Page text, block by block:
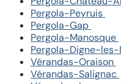
Pergola-Peyruis
Pergola-Gap
Pergola-Manosque
Pergola-Digne-les-
Vérandas-Oraison
Vérandas-Salignac